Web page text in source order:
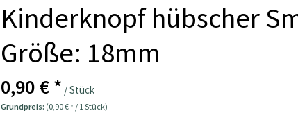
Kinderknopf hübscher
Größe: 18mm
0,90 € * / Stück
Grundpreis: (0,90 € * / 1 Stück)